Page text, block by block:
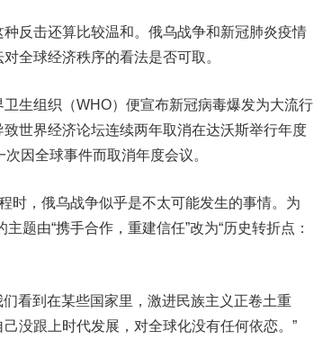
击还算比较温和。俄乌战争和新冠肺炎疫情
全球经济秩序的看法是否可取。
组织（WHO）便宣布新冠病毒爆发为大流行
世界经济论坛连续两年取消在达沃斯举行年度
因全球事件而取消年度会议。
，俄乌战争似乎是不太可能发生的事情。为
题由“携手合作，重建信任”改为“历史转折点：
看到在某些国家里，激进民族主义正卷土重
没跟上时代发展，对全球化没有任何依恋。”